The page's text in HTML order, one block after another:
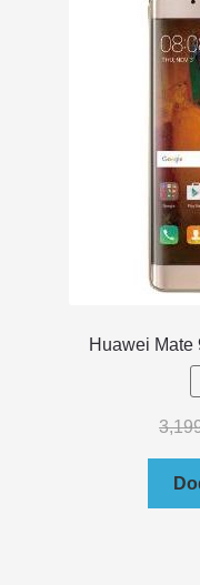
Huawei Mate